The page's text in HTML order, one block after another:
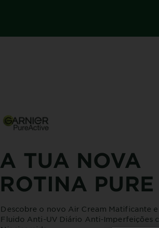
A TUA NOVA
ROTINA PURE
Descobre o novo Air Cream Matificante e
Fluido Anti-UV Diário Anti-Imperfeições